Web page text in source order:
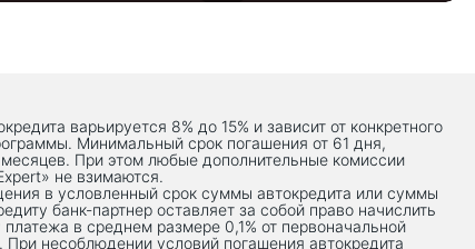
варьируется 8% до 15% и зависит от конкретного
Минимальный срок погашения от 61 дня,
При этом любые дополнительные комиссии
не взимаются.
в условленный срок суммы автокредита или суммы
банк-партнер оставляет за собой право начислить
в среднем размере 0,1% от первоначальной
несоблюдении условий погашения автокредита